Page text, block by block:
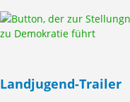
Landjugend-Trailer